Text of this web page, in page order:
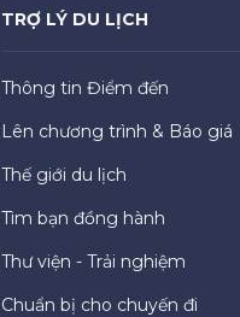
TRỢ LÝ DU LỊCH
Thông tin Điểm đến
Lên chương trình & Báo giá
Thế giới du lịch
Tìm bạn đồng hành
Thư viện - Trải nghiệm
Chuẩn bị cho chuyến đi